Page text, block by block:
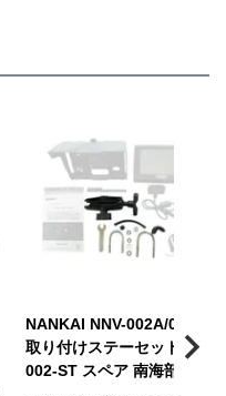
NANKAI NNV-002A/022専用
取り付けステーセット NNV-
002-ST スペア 南海部品